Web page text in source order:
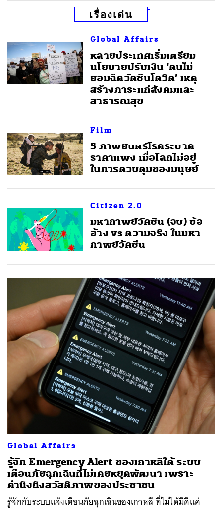
เรื่องเด่น
Global Affairs
หลายประเทศเริ่มเตรียม
นโยบายปรับเงิน ‘คนไม่
ยอมฉีดวัคซีนโควิด’ เหตุ
สร้างภาระแก่สังคมและ
สาธารณสุข
Film
5 ภาพยนตร์โรคระบาด
ราคาแพง เมื่อโลกไม่อยู่
ในการควบคุมของมนุษย์
Citizen 2.0
มหากาพย์วัคซีน (จบ) ข้อ
อ้าง vs ความจริง ในมหา
กาพย์วัคซีน
Global Affairs
รู้จัก Emergency Alert ของเกาหลีใต้ ระบบ
เตือนภัยฉุกเฉินที่ไม่เคยหยุดพัฒนา เพราะ
คำนึงถึงสวัสดิภาพของประชาชน
รู้จักกับระบบแจ้งเตือนภัยฉุกเฉินของเกาหลี ที่ไม่ได้มีดีแค่